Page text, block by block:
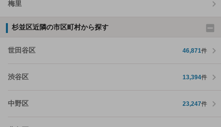
梅里
杉並区近隣の市区町村から探す
世田谷区 46,871件
渋谷区 13,394件
中野区 23,247件